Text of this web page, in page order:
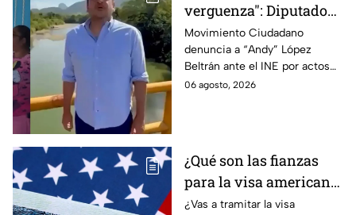
verguenza": Diputado
Juan Zavala denuncia
ante el INE a Andy
López Beltrán por
campaña anticipada en
Movimiento Ciudadano
denuncia a “Andy” López
Beltrán ante el INE por actos
anticipados de campaña en
06 agosto, 2026
¿Qué son las fianzas
para la visa americana
y por qué causan tanta
¿Vas a tramitar la visa